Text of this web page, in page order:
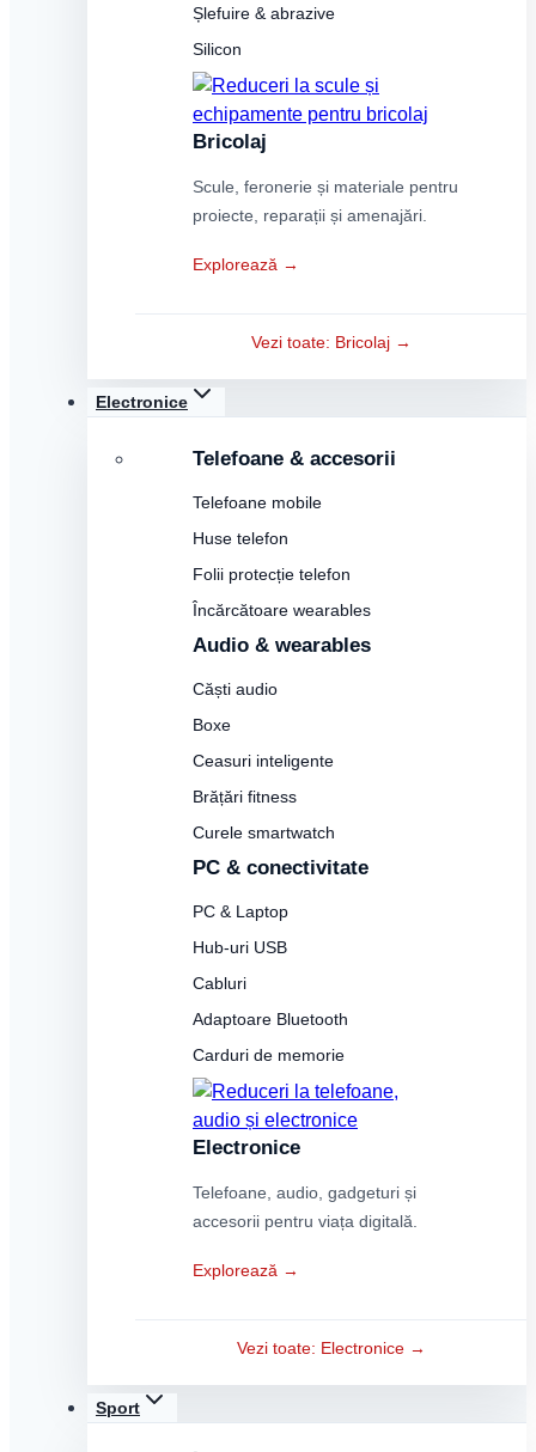
Șlefuire & abrazive
Silicon
Bricolaj
Scule, feronerie și materiale pentru
proiecte, reparații și amenajări.
Explorează →
Vezi toate: Bricolaj →
Electronice
Telefoane & accesorii
Telefoane mobile
Huse telefon
Folii protecție telefon
Încărcătoare wearables
Audio & wearables
Căști audio
Boxe
Ceasuri inteligente
Brățări fitness
Curele smartwatch
PC & conectivitate
PC & Laptop
Hub-uri USB
Cabluri
Adaptoare Bluetooth
Carduri de memorie
Electronice
Telefoane, audio, gadgeturi și
accesorii pentru viața digitală.
Explorează →
Vezi toate: Electronice →
Sport